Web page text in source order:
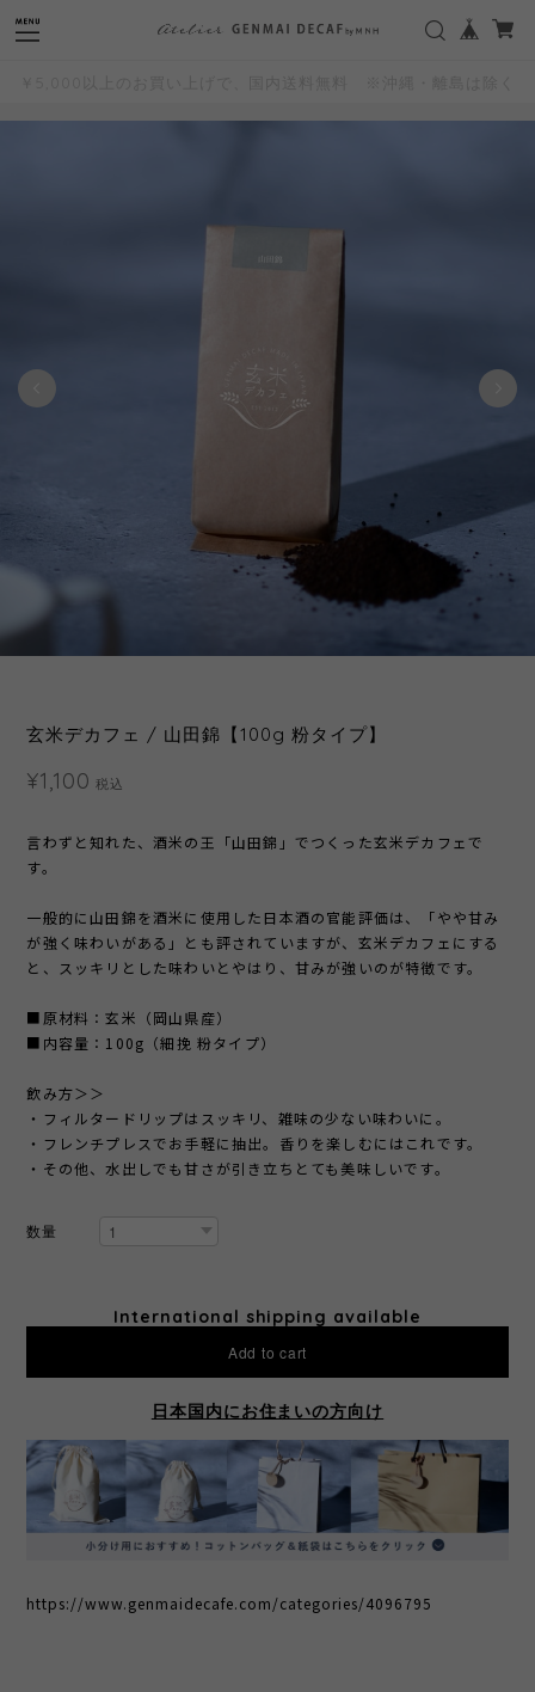
玄米デカフェ / 山田錦【100g 粉タイプ】
¥1,100 税込
言わずと知れた、酒米の王「山田錦」でつくった玄米デカフェで
す。
一般的に山田錦を酒米に使用した日本酒の官能評価は、「やや甘み
が強く味わいがある」とも評されていますが、玄米デカフェにする
と、スッキリとした味わいとやはり、甘みが強いのが特徴です。
■原材料：玄米（岡山県産）
■内容量：100g（細挽 粉タイプ）
飲み方＞＞
・フィルタードリップはスッキリ、雑味の少ない味わいに。
・フレンチプレスでお手軽に抽出。香りを楽しむにはこれです。
・その他、水出しでも甘さが引き立ちとても美味しいです。
数量
International shipping available
Add to cart
日本国内にお住まいの方向け
https://www.genmaidecafe.com/categories/4096795